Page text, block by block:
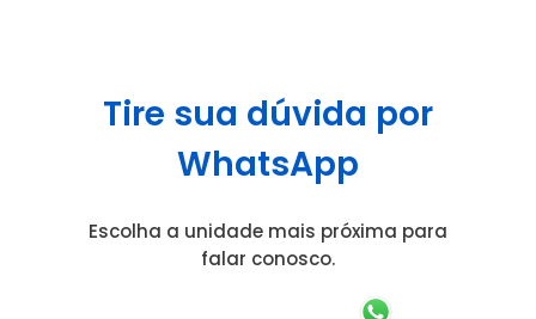
Tire sua dúvida por
WhatsApp
Escolha a unidade mais próxima para
falar conosco.